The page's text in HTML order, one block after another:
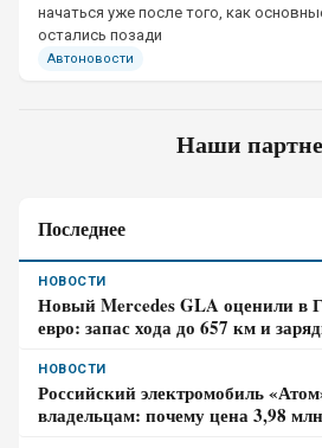
начаться уже после того, как
остались позади
Автоновости
Наши
Последнее
НОВОСТИ
Новый Mercedes GLA оценили в
евро: запас хода до 657 км и
НОВОСТИ
Российский электромобиль
владельцам: почему цена 3,98